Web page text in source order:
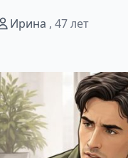
Ирина , 47 лет